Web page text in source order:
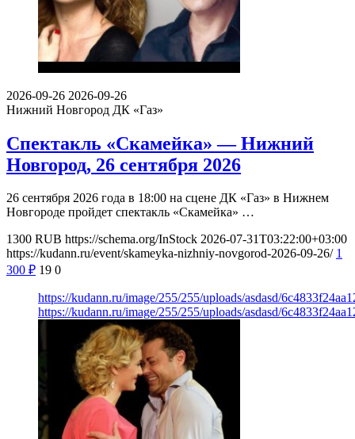
2026-09-26 2026-09-26
Нижний Новгород ДК «Газ»
Спектакль «Скамейка» — Нижний
Новгород, 26 сентября 2026
26 сентября 2026 года в 18:00 на сцене ДК «Газ» в Нижнем
Новгороде пройдет спектакль «Скамейка» …
1300 RUB https://schema.org/InStock 2026-07-31T03:22:00+03:00
https://kudann.ru/event/skameyka-nizhniy-novgorod-2026-09-26/ 1
300 ₽ 19 0
https://kudann.ru/image/255/255/uploads/asdasd/
https://kudann.ru/image/255/255/uploads/asdasd/